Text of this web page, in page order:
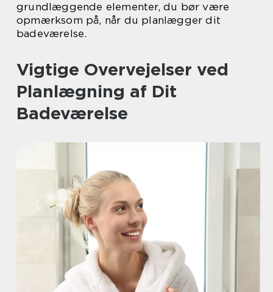
grundlæggende elementer, du bør være
opmærksom på, når du planlægger dit
badeværelse.
Vigtige Overvejelser ved
Planlægning af Dit
Badeværelse